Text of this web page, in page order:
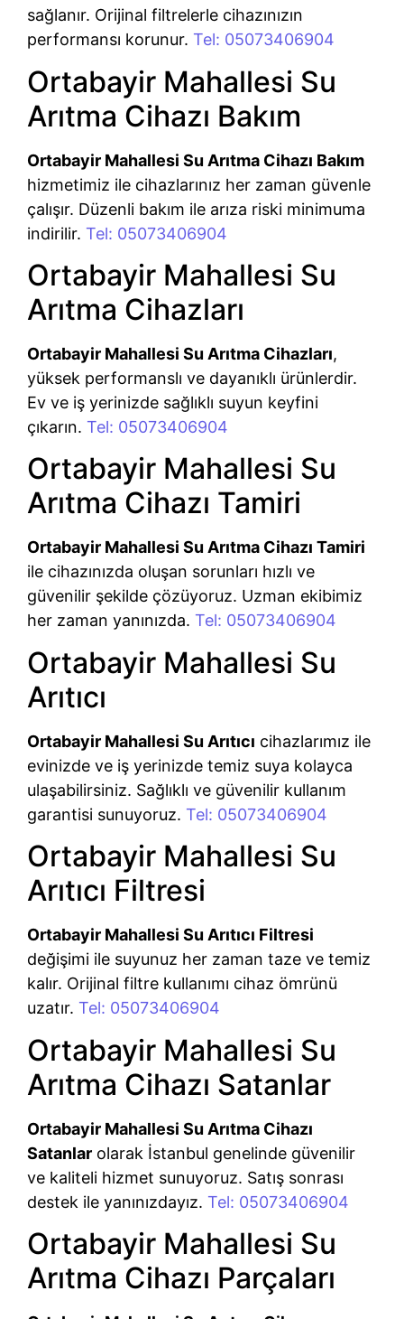
sağlanır. Orijinal filtrelerle cihazınızın
performansı korunur. Tel: 05073406904
Ortabayir Mahallesi Su
Arıtma Cihazı Bakım
Ortabayir Mahallesi Su Arıtma Cihazı Bakım
hizmetimiz ile cihazlarınız her zaman güvenle
çalışır. Düzenli bakım ile arıza riski minimuma
indirilir. Tel: 05073406904
Ortabayir Mahallesi Su
Arıtma Cihazları
Ortabayir Mahallesi Su Arıtma Cihazları,
yüksek performanslı ve dayanıklı ürünlerdir.
Ev ve iş yerinizde sağlıklı suyun keyfini
çıkarın. Tel: 05073406904
Ortabayir Mahallesi Su
Arıtma Cihazı Tamiri
Ortabayir Mahallesi Su Arıtma Cihazı Tamiri
ile cihazınızda oluşan sorunları hızlı ve
güvenilir şekilde çözüyoruz. Uzman ekibimiz
her zaman yanınızda. Tel: 05073406904
Ortabayir Mahallesi Su
Arıtıcı
Ortabayir Mahallesi Su Arıtıcı cihazlarımız ile
evinizde ve iş yerinizde temiz suya kolayca
ulaşabilirsiniz. Sağlıklı ve güvenilir kullanım
garantisi sunuyoruz. Tel: 05073406904
Ortabayir Mahallesi Su
Arıtıcı Filtresi
Ortabayir Mahallesi Su Arıtıcı Filtresi
değişimi ile suyunuz her zaman taze ve temiz
kalır. Orijinal filtre kullanımı cihaz ömrünü
uzatır. Tel: 05073406904
Ortabayir Mahallesi Su
Arıtma Cihazı Satanlar
Ortabayir Mahallesi Su Arıtma Cihazı
Satanlar olarak İstanbul genelinde güvenilir
ve kaliteli hizmet sunuyoruz. Satış sonrası
destek ile yanınızdayız. Tel: 05073406904
Ortabayir Mahallesi Su
Arıtma Cihazı Parçaları